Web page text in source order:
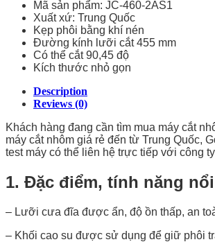
Mã sản phẩm: JC-460-2AS1
Xuất xứ: Trung Quốc
Kẹp phôi bằng khí nén
Đường kính lưỡi cắt 455 mm
Có thể cắt 90,45 độ
Kích thước nhỏ gọn
Description
Reviews (0)
Khách hàng đang cần tìm mua máy cắt
máy cắt nhôm giá rẻ đến từ Trung Quốc,
test máy có thể liên hệ trực tiếp với công
1. Đặc điểm, tính năng
– Lưỡi cưa đĩa được ẩn, độ ồn thấp, an
– Khối cao su được sử dụng để giữ phôi